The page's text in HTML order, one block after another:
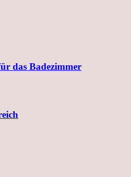
das Badezimmer